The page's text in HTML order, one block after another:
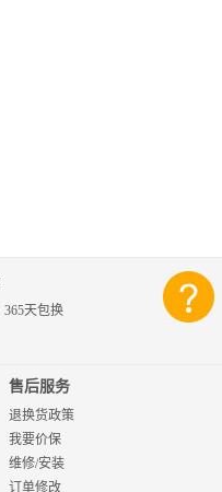
365天包换
售后服务
退换货政策
我要价保
维修/安装
订单修改